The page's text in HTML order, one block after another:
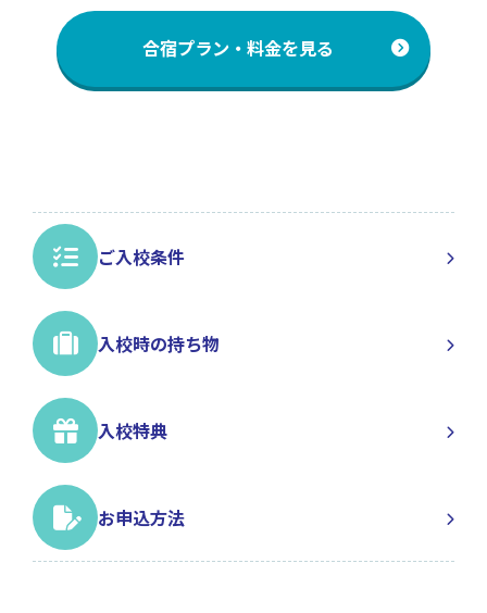
合宿プラン・料金を見る
ご入校条件
入校時の持ち物
入校特典
お申込方法